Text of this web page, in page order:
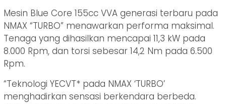
Mesin Blue Core 155cc VVA generasi terbaru pada
NMAX “TURBO” menawarkan performa maksimal.
Tenaga yang dihasilkan mencapai 11,3 kW pada
8.000 Rpm, dan torsi sebesar 14,2 Nm pada 6.500
Rpm.
“Teknologi YECVT* pada NMAX ‘TURBO’
menghadirkan sensasi berkendara berbeda.